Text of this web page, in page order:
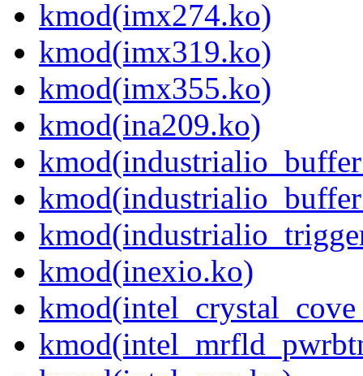
kmod(imx274.ko)
kmod(imx319.ko)
kmod(imx355.ko)
kmod(ina209.ko)
kmod(inexio.ko)